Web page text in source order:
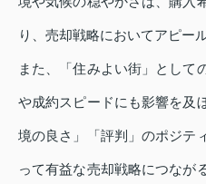
り、売却戦略においてアピー
また、「住みよい街」として
や成約スピードにも影響を及
境の良さ」「評判」のポジテ
って有益な売却戦略につなが